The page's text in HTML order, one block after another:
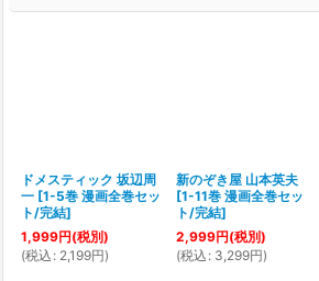
ドメスティック 坂辺周
一 [1-5巻 漫画全巻セッ
ト/完結]
1,999円(税別)
(税込 : 2,199円)
新のぞき屋 山本英夫
[1-11巻 漫画全巻セッ
ト/完結]
2,999円(税別)
(税込 : 3,299円)